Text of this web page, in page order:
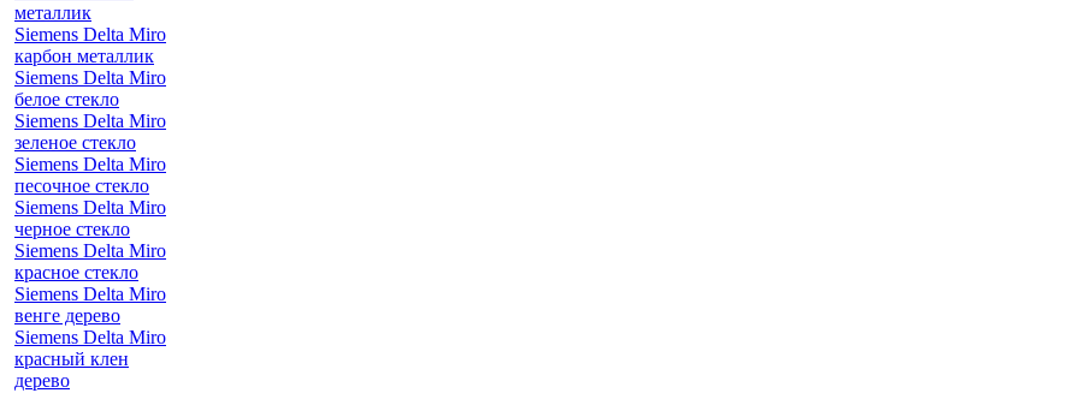
металлик
Siemens Delta Miro
карбон металлик
Siemens Delta Miro
белое стекло
Siemens Delta Miro
зеленое стекло
Siemens Delta Miro
песочное стекло
Siemens Delta Miro
черное стекло
Siemens Delta Miro
красное стекло
Siemens Delta Miro
венге дерево
Siemens Delta Miro
красный клен
дерево